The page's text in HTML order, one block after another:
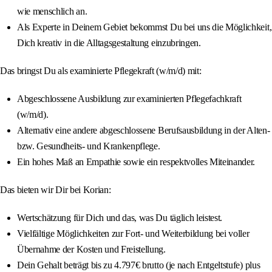
wie menschlich an.
Als Experte in Deinem Gebiet bekommst Du bei uns die Möglichkeit,
Dich kreativ in die Alltagsgestaltung einzubringen.
Das bringst Du als examinierte Pflegekraft (w/m/d) mit:
Abgeschlossene Ausbildung zur examinierten Pflegefachkraft
(w/m/d).
Alternativ eine andere abgeschlossene Berufsausbildung in der Alten-
bzw. Gesundheits- und Krankenpflege.
Ein hohes Maß an Empathie sowie ein respektvolles Miteinander.
Das bieten wir Dir bei Korian:
Wertschätzung für Dich und das, was Du täglich leistest.
Vielfältige Möglichkeiten zur Fort- und Weiterbildung bei voller
Übernahme der Kosten und Freistellung.
Dein Gehalt beträgt bis zu 4.797€ brutto (je nach Entgeltstufe) plus